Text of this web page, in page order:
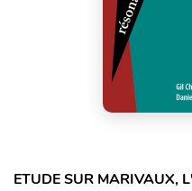
ETUDE SUR MARIVAUX,